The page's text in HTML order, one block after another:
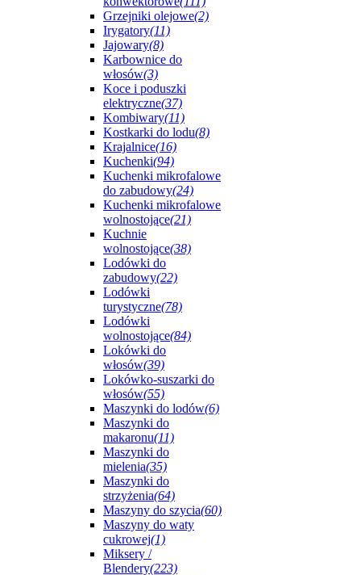
Grzejniki olejowe(2)
Irygatory(11)
Jajowary(8)
Karbownice do
włosów(3)
Koce i poduszki
elektryczne(37)
Kombiwary(11)
Kostkarki do lodu(8)
Krajalnice(16)
Kuchenki(94)
Kuchenki mikrofalowe
do zabudowy(24)
Kuchenki mikrofalowe
wolnostojące(21)
Kuchnie
wolnostojące(38)
Lodówki do
zabudowy(22)
Lodówki
turystyczne(78)
Lodówki
wolnostojące(84)
Lokówki do
włosów(39)
Lokówko-suszarki do
włosów(55)
Maszynki do lodów(6)
Maszynki do
makaronu(11)
Maszynki do
mielenia(35)
Maszynki do
strzyżenia(64)
Maszyny do szycia(60)
Maszyny do waty
cukrowej(1)
Miksery /
Blendery(223)